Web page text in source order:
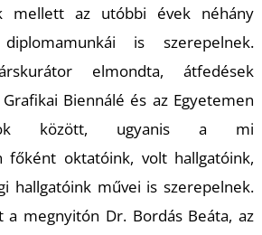
mellett az utóbbi évek néhány
diplomamunkái is szerepelnek.
elmondta, átfedések
Biennálé és az Egyetemen
között, ugyanis a mi
főként oktatóink, volt hallgatóink,
hallgatóink művei is szerepelnek.
a megnyitón Dr. Bordás Beáta, az